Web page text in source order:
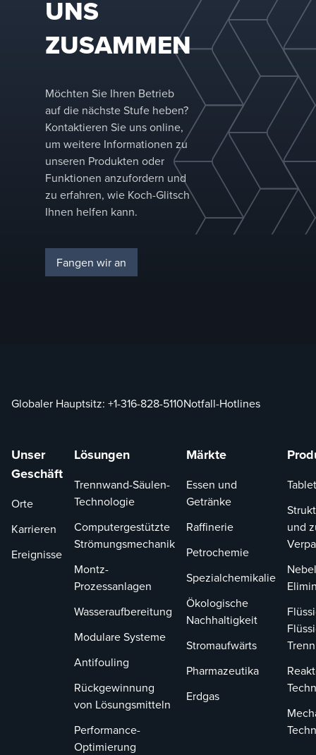
UNS
ZUSAMMEN
Möchten Sie Ihren Betrieb
auf die nächste Stufe heben?
Kontaktieren Sie uns online,
um weitere Informationen zu
unseren Produkten oder
Funktionen anzufordern und
zu erfahren, wie Koch-Glitsch
Ihnen helfen kann.
Fangen wir an
Globaler Hauptsitz: +1-316-828-5110Notfall-Hotlines
Unser
Geschäft
Orte
Karrieren
Ereignisse
Lösungen
Trennwand-Säulen-
Technologie
Computergestützte
Strömungsmechanik
Montz-
Prozessanlagen
Wasseraufbereitung
Modulare Systeme
Antifouling
Rückgewinnung
von Lösungsmitteln
Performance-
Optimierung
Märkte
Essen und
Getränke
Raffinerie
Petrochemie
Spezialchemikalie
Ökologische
Nachhaltigkeit
Stromaufwärts
Pharmazeutika
Erdgas
und